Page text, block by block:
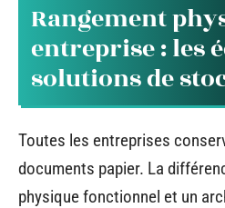
Rangement
entreprise : les
solutions de
Toutes les entreprises
documents papier. La
physique fonctionnel et un